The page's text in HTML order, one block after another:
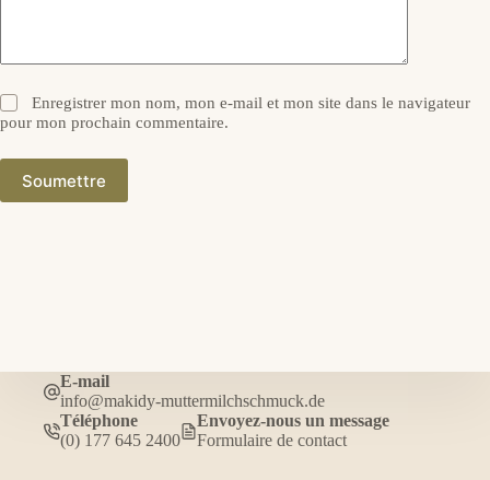
Enregistrer mon nom, mon e-mail et mon site dans le navigateur
pour mon prochain commentaire.
Soumettre
E-mail
info@makidy-muttermilchschmuck.de
Téléphone
(0) 177 645 2400
Envoyez-nous un message
Formulaire de contact